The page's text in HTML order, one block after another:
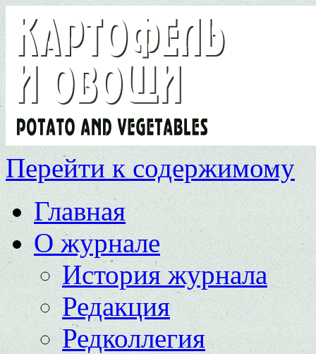
Перейти к содержимому
Главная
О журнале
История журнала
Редакция
Редколлегия